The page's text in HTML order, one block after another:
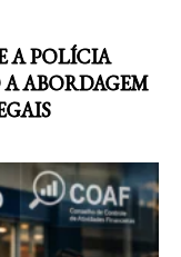
A POLÍCIA
A ABORDAGEM